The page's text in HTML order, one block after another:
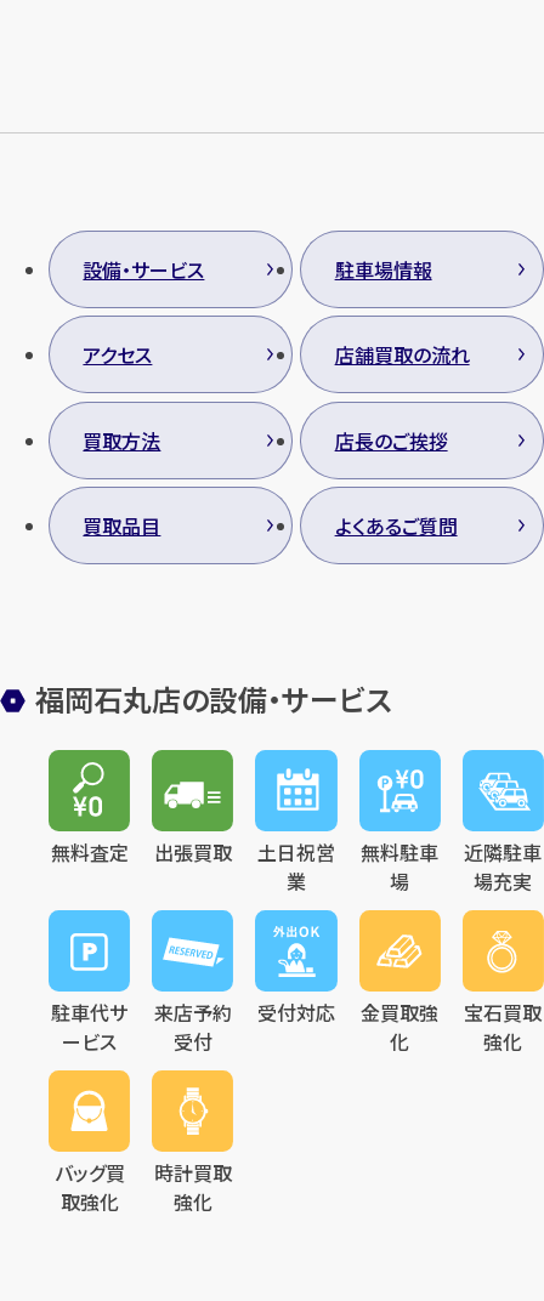
設備・サービス 駐車場情報
アクセス 店舗買取の流れ
買取方法 店長のご挨拶
買取品目 よくあるご質問
福岡石丸店の設備・サービス
無料査定 出張買取
土日祝営
業
無料駐車
場
近隣駐車
場充実
駐車代サ
ービス
来店予約
受付
受付対応
金買取強
化
宝石買取
強化
バッグ買
取強化
時計買取
強化